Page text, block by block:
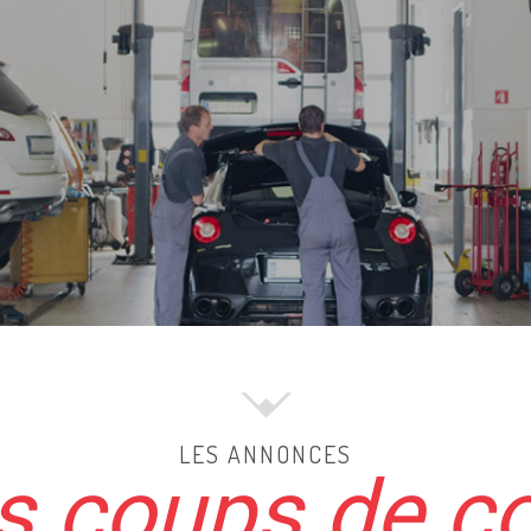
LES ANNONCES